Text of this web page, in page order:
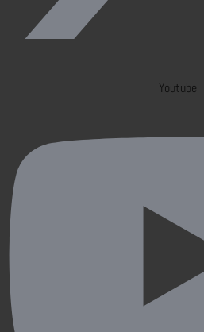
Youtube